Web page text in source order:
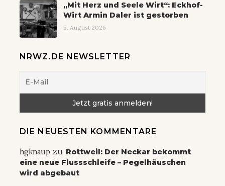
„Mit Herz und Seele Wirt“: Eckhof-
Wirt Armin Daler ist gestorben
5. August 2026
NRWZ.DE NEWSLETTER
DIE NEUESTEN KOMMENTARE
hgknaup zu Rottweil: Der Neckar bekommt
eine neue Flussschleife – Pegelhäuschen
wird abgebaut